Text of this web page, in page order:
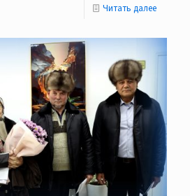
Читать далее